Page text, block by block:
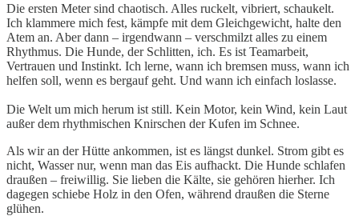
Die ersten Meter sind chaotisch. Alles ruckelt, vibriert, schaukelt.
Ich klammere mich fest, kämpfe mit dem Gleichgewicht, halte den
Atem an. Aber dann – irgendwann – verschmilzt alles zu einem
Rhythmus. Die Hunde, der Schlitten, ich. Es ist Teamarbeit,
Vertrauen und Instinkt. Ich lerne, wann ich bremsen muss, wann ich
helfen soll, wenn es bergauf geht. Und wann ich einfach loslasse.
Die Welt um mich herum ist still. Kein Motor, kein Wind, kein Laut
außer dem rhythmischen Knirschen der Kufen im Schnee.
Als wir an der Hütte ankommen, ist es längst dunkel. Strom gibt es
nicht, Wasser nur, wenn man das Eis aufhackt. Die Hunde schlafen
draußen – freiwillig. Sie lieben die Kälte, sie gehören hierher. Ich
dagegen schiebe Holz in den Ofen, während draußen die Sterne
glühen.